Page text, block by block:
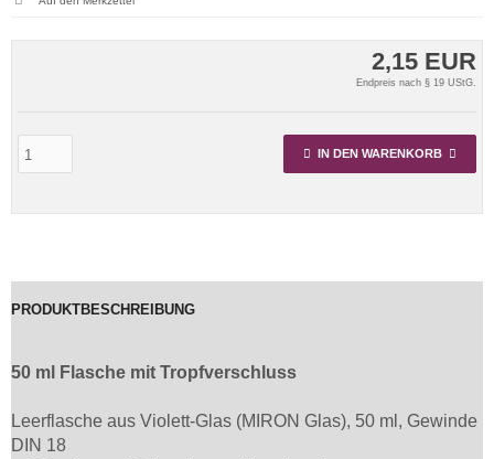
2,15 EUR
Endpreis nach § 19 UStG.
IN DEN WARENKORB
PRODUKTBESCHREIBUNG
50 ml Flasche mit Tropfverschluss
Leerflasche aus Violett-Glas (MIRON Glas), 50 ml, Gewinde
DIN 18